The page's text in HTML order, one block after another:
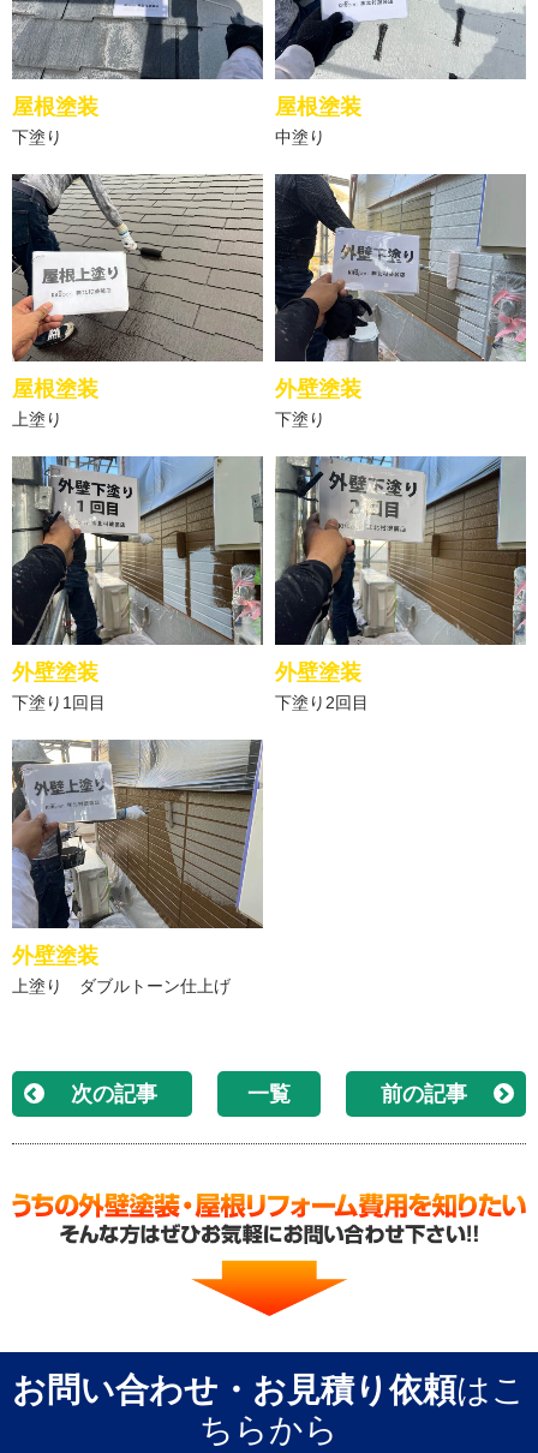
屋根塗装
下塗り
屋根塗装
中塗り
屋根塗装
上塗り
外壁塗装
下塗り
外壁塗装
下塗り1回目
外壁塗装
下塗り2回目
外壁塗装
上塗り ダブルトーン仕上げ
次の記事 一覧 前の記事
お問い合わせ・お見積り依頼はこ
ちらから